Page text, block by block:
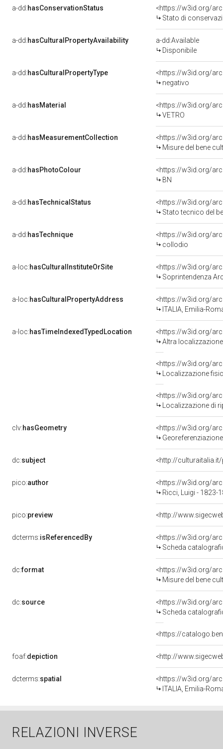
a-dd:hasConservationStatus
<https://w3id.org/
Stato di
a-dd:hasCulturalPropertyAvailability
a-dd:Available
Disponibile
a-dd:hasCulturalPropertyType
<https://w3id.org/
negativo
a-dd:hasMaterial
<https://w3id.org/
VETRO
a-dd:hasMeasurementCollection
<https://w3id.org/
Misure del bene
a-dd:hasPhotoColour
<https://w3id.org/
BN
a-dd:hasTechnicalStatus
<https://w3id.org/
Stato tecnico del
a-dd:hasTechnique
<https://w3id.org/
collodio
a-loc:hasCulturalInstituteOrSite
<https://w3id.org/
Soprintendenza
a-loc:hasCulturalPropertyAddress
<https://w3id.org/
ITALIA, Emilia-
a-loc:hasTimeIndexedTypedLocation
<https://w3id.org/
Altra
<https://w3id.org/
Localizzazione
<https://w3id.org/
Localizzazione di
clv:hasGeometry
<https://w3id.org/
dc:subject <http://
pico:author
<https://w3id.org/
Ricci, Luigi - 1823-
pico:preview
dcterms:isReferencedBy
<https://w3id.org/
Scheda
dc:format
<https://w3id.org/
Misure del bene
dc:source
<https://w3id.org/
Scheda
<https://
foaf:depiction
dcterms:spatial
<https://w3id.org/
ITALIA, Emilia-
RELAZIONI INVERSE